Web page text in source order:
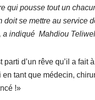
qui pousse tout un
se mettre au service
a indiqué Mahdiou
parti d’un rêve qu’il a
tant que médecin,
!»